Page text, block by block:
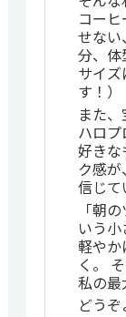
コー
せな
分、体
サイ
す！）
また
ハロプ
好きな
ク感
信じて
「朝
いう
軽や
く。
私の最
どうぞ